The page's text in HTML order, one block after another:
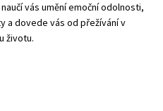
vás umění emoční odolnosti,
a dovede vás od přežívání v
životu.